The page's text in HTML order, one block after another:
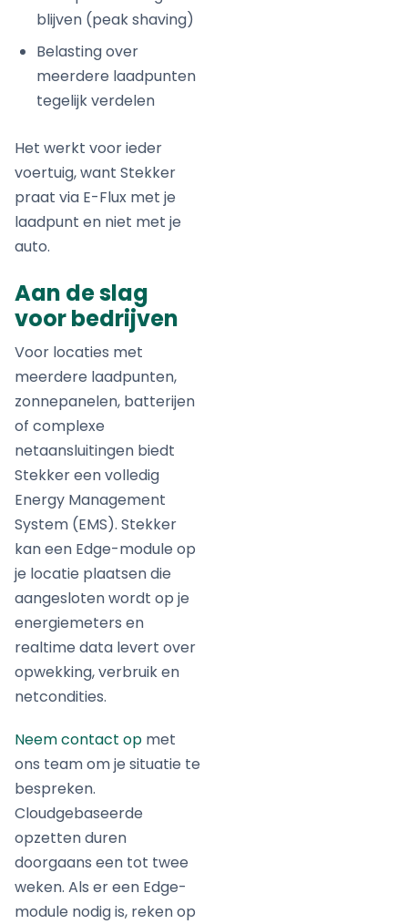
blijven (peak shaving)
Belasting over
meerdere laadpunten
tegelijk verdelen
Het werkt voor ieder
voertuig, want Stekker
praat via E-Flux met je
laadpunt en niet met je
auto.
Aan de slag
voor bedrijven
Voor locaties met
meerdere laadpunten,
zonnepanelen, batterijen
of complexe
netaansluitingen biedt
Stekker een volledig
Energy Management
System (EMS). Stekker
kan een Edge-module op
je locatie plaatsen die
aangesloten wordt op je
energiemeters en
realtime data levert over
opwekking, verbruik en
netcondities.
Neem contact op met
ons team om je situatie te
bespreken.
Cloudgebaseerde
opzetten duren
doorgaans een tot twee
weken. Als er een Edge-
module nodig is, reken op